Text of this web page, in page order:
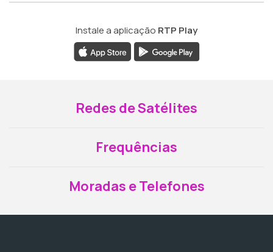
Instale a aplicação RTP Play
Redes de Satélites
Frequências
Moradas e Telefones